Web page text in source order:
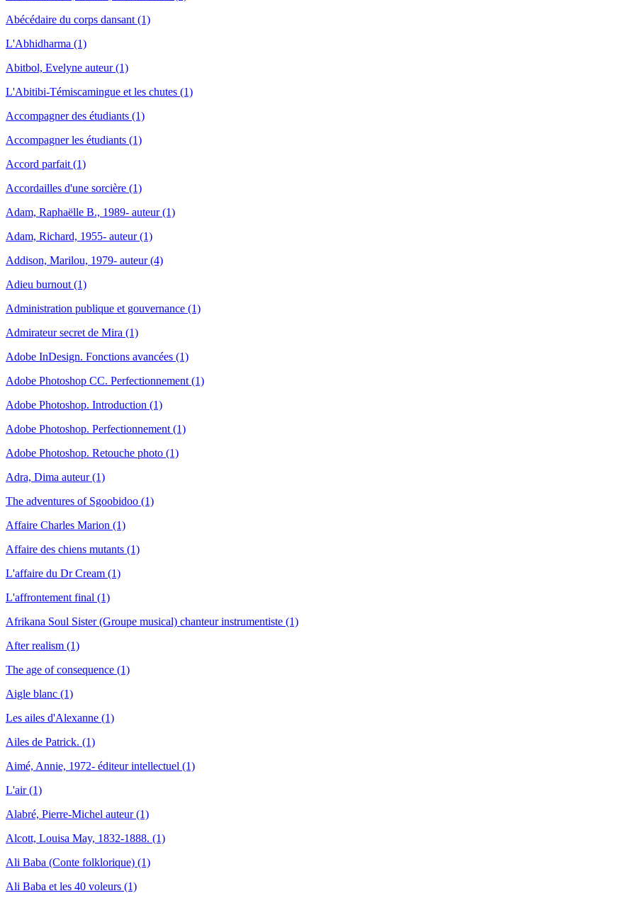
Abécédaire du corps dansant (1)
L'Abhidharma (1)
Abitbol, Evelyne auteur (1)
L'Abitibi-Témiscamingue et les chutes (1)
Accompagner des étudiants (1)
Accompagner les étudiants (1)
Accord parfait (1)
Accordailles d'une sorcière (1)
Adam, Raphaëlle B., 1989- auteur (1)
Adam, Richard, 1955- auteur (1)
Addison, Marilou, 1979- auteur (4)
Adieu burnout (1)
Administration publique et gouvernance (1)
Admirateur secret de Mira (1)
Adobe InDesign. Fonctions avancées (1)
Adobe Photoshop CC. Perfectionnement (1)
Adobe Photoshop. Introduction (1)
Adobe Photoshop. Perfectionnement (1)
Adobe Photoshop. Retouche photo (1)
Adra, Dima auteur (1)
The adventures of Sgoobidoo (1)
Affaire Charles Marion (1)
Affaire des chiens mutants (1)
L'affaire du Dr Cream (1)
L'affrontement final (1)
Afrikana Soul Sister (Groupe musical) chanteur instrumentiste (1)
After realism (1)
The age of consequence (1)
Aigle blanc (1)
Les ailes d'Alexanne (1)
Ailes de Patrick. (1)
Aimé, Annie, 1972- éditeur intellectuel (1)
L'air (1)
Alabré, Pierre-Michel auteur (1)
Alcott, Louisa May, 1832-1888. (1)
Ali Baba (Conte folklorique) (1)
Ali Baba et les 40 voleurs (1)